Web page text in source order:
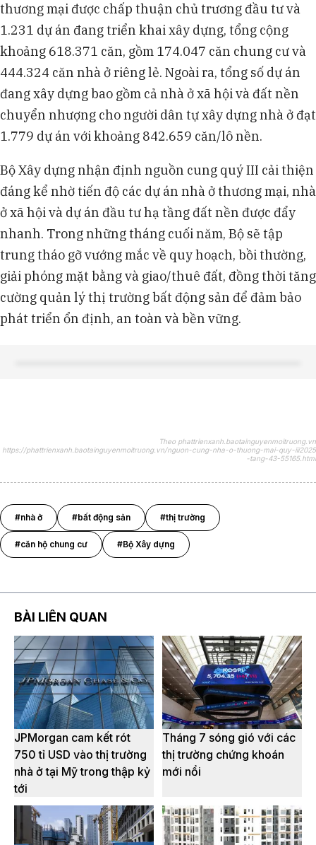
thương mại được chấp thuận chủ trương đầu tư và
1.231 dự án đang triển khai xây dựng, tổng cộng
khoảng 618.371 căn, gồm 174.047 căn chung cư và
444.324 căn nhà ở riêng lẻ. Ngoài ra, tổng số dự án
đang xây dựng bao gồm cả nhà ở xã hội và đất nền
chuyển nhượng cho người dân tự xây dựng nhà ở đạt
1.779 dự án với khoảng 842.659 căn/lô nền.
Bộ Xây dựng nhận định nguồn cung quý III cải thiện
đáng kể nhờ tiến độ các dự án nhà ở thương mại, nhà
ở xã hội và dự án đầu tư hạ tầng đất nền được đẩy
nhanh. Trong những tháng cuối năm, Bộ sẽ tập
trung tháo gỡ vướng mắc về quy hoạch, bồi thường,
giải phóng mặt bằng và giao/thuê đất, đồng thời tăng
cường quản lý thị trường bất động sản để đảm bảo
phát triển ổn định, an toàn và bền vững.
Theo phattrienxanh.baotainguyenmoitruong.vn
https://phattrienxanh.baotainguyenmoitruong.vn/nguon-cung-nha-o-thuong-mai-quy-iii2025
-tang-43-55165.html
#nhà ở #bất động sản #thị trường
#căn hộ chung cư #Bộ Xây dựng
BÀI LIÊN QUAN
JPMorgan cam kết rót
750 tỉ USD vào thị trường
nhà ở tại Mỹ trong thập kỷ
tới
Tháng 7 sóng gió với các
thị trường chứng khoán
mới nổi